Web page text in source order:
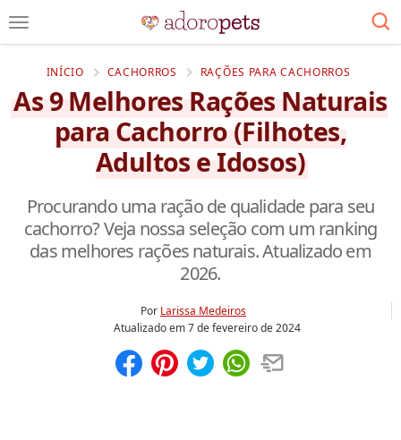
INÍCIO CACHORROS RAÇÕES PARA CACHORROS
As 9 Melhores Rações Naturais
para Cachorro (Filhotes,
Adultos e Idosos)
Procurando uma ração de qualidade para seu
cachorro? Veja nossa seleção com um ranking
das melhores rações naturais. Atualizado em
2026.
Por Larissa Medeiros
Atualizado em7 de fevereiro de 2024